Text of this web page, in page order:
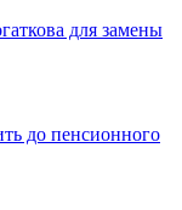
для замены
до пенсионного